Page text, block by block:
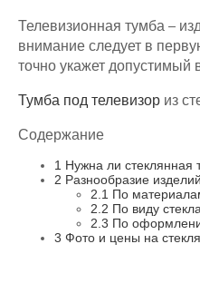
Телевизионная тумба –
внимание следует в
точно укажет допустимый
Тумба под телевизор из
Содержание
1 Нужна ли стеклянная
2 Разнообразие изделий
2.1 По
2.2 По виду стекла
2.3 По
3 Фото и цены на